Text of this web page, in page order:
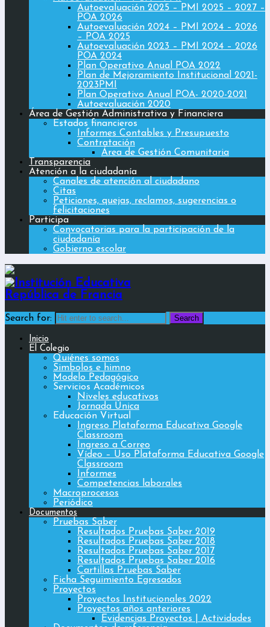
Autoevaluación 2025 – PMI 2025 – 2027 –
POA 2026
Autoevaluación 2024 – PMI 2024 – 2026
– POA 2025
Autoevaluación 2023 – PMI 2024 – 2026
POA 2024
Plan Operativo Anual POA 2022
Plan de Mejoramiento Institucional 2021-
2023PMI
Plan Operativo Anual POA- 2020-2021
Autoevaluación 2020
Área de Gestión Administrativa y Financiera
Estados financieros
Informes Contables y Presupuesto
Contratación
Área de Gestión Comunitaria
Transparencia
Atención a la ciudadanía
Canales de atención al ciudadano
Citas
Peticiones, quejas, reclamos, sugerencias o
felicitaciones
Participa
Convocatorias para la participación de la
ciudadanía
Gobierno escolar
Search for:
Inicio
El Colegio
Quiénes somos
Simbolos e himno
Modelo Pedagógico
Servicios Académicos
Niveles educativos
Jornada Única
Educación Virtual
Ingreso Plataforma Educativa Google
Classroom
Ingreso a Correo
Vídeo – Uso Plataforma Educativa Google
Classroom
Informes
Competencias laborales
Macroprocesos
Periódico
Documentos
Pruebas Saber
Resultados Pruebas Saber 2019
Resultados Pruebas Saber 2018
Resultados Pruebas Saber 2017
Resultados Pruebas Saber 2016
Cartillas Pruebas Saber
Ficha Seguimiento Egresados
Proyectos
Proyectos Institucionales 2022
Proyectos años anteriores
Evidencias Proyectos | Actividades